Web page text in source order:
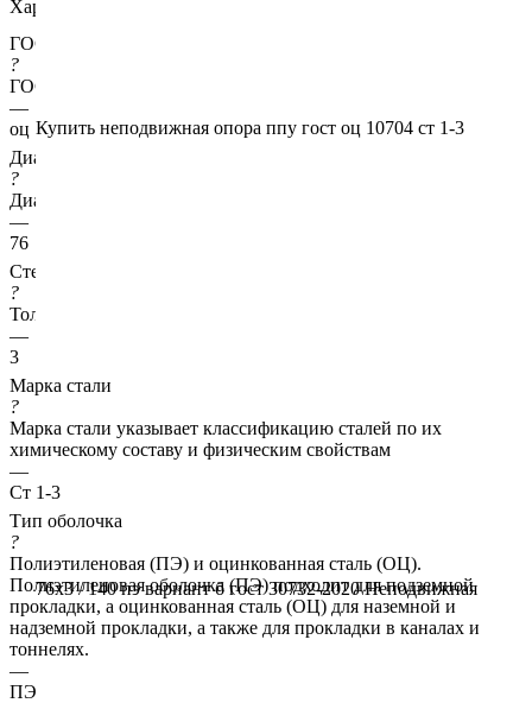
Купить неподвижная опора ппу гост оц 10704 ст 1-3
76x3 / 140 пэ вариант б гост 30732-2020 Неподвижная
Характеристики
ГОСТ несущей трубы
?
ГОСТ основной трубы
—
оц 10704
Диаметр трубы, мм
?
Диаметр основной трубы
—
76
Стенка трубы, мм
?
Толщина стенки несущей трубы
—
3
Марка стали
?
Марка стали указывает классификацию сталей по их
химическому составу и физическим свойствам
—
Ст 1-3
Тип оболочка
?
Полиэтиленовая (ПЭ) и оцинкованная сталь (ОЦ).
Полиэтиленовая оболочка (ПЭ) подходит для подземной
прокладки, а оцинкованная сталь (ОЦ) для наземной и
надземной прокладки, а также для прокладки в каналах и
тоннелях.
—
ПЭ